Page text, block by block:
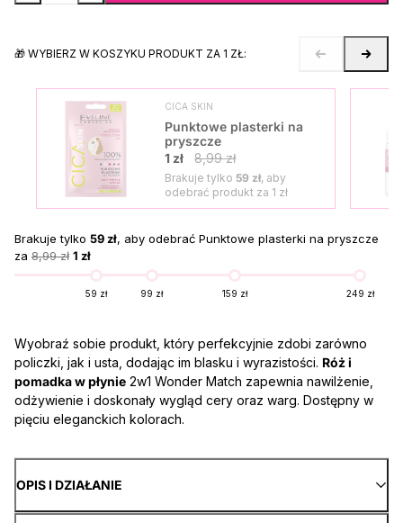
🎁 WYBIERZ W KOSZYKU PRODUKT ZA 1 ZŁ:
CICA SKIN
Punktowe plasterki na
pryszcze
1 zł
8,99 zł
Brakuje tylko 59 zł, aby
odebrać produkt za 1 zł
Brakuje tylko 59 zł, aby odebrać Punktowe plasterki na pryszcze
za 8,99 zł 1 zł
59 zł 99 zł 159 zł 249 zł
Wyobraź sobie produkt, który perfekcyjnie zdobi zarówno
policzki, jak i usta, dodając im blasku i wyrazistości. Róż i
pomadka w płynie 2w1 Wonder Match zapewnia nawilżenie,
odżywienie i doskonały wygląd cery oraz warg. Dostępny w
pięciu eleganckich kolorach.
OPIS I DZIAŁANIE